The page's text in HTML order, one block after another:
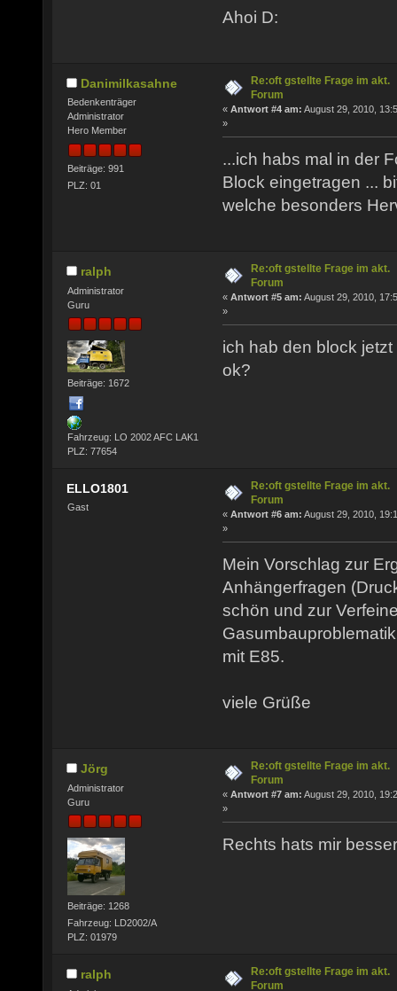
Ahoi D:
Danimilkasahne
Bedenkenträger
Administrator
Hero Member
Beiträge: 991
PLZ: 01
Re:oft gstellte Frage im akt.
Forum
« Antwort #4 am: August 29, 2010,
»
...ich habs mal in der
Block eingetragen ...
welche besonders
ralph
Administrator
Guru
Beiträge: 1672
Fahrzeug: LO 2002 AFC LAK1
PLZ: 77654
Re:oft gstellte Frage im akt.
Forum
« Antwort #5 am: August 29, 2010,
»
ich hab den block
ok?
ELLO1801
Gast
Re:oft gstellte Frage im akt.
Forum
« Antwort #6 am: August 29, 2010,
»
Mein Vorschlag zur
Anhängerfragen
schön und zur
mit E85.
viele Grüße
Jörg
Administrator
Guru
Beiträge: 1268
Fahrzeug: LD2002/A
PLZ: 01979
Re:oft gstellte Frage im akt.
Forum
« Antwort #7 am: August 29, 2010,
»
Rechts hats mir
ralph
Re:oft gstellte Frage im akt.
Forum